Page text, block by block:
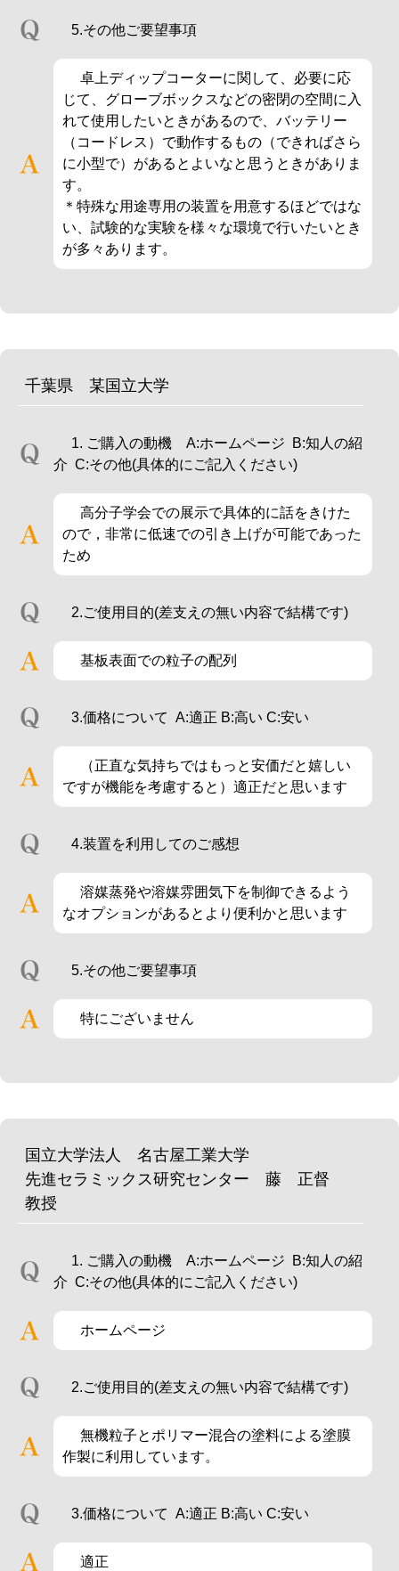
5.その他ご要望事項
卓上ディップコーターに関して、必要に応
じて、グローブボックスなどの密閉の空間に入
れて使用したいときがあるので、バッテリー
（コードレス）で動作するもの（できればさら
に小型で）があるとよいなと思うときがありま
す。
＊特殊な用途専用の装置を用意するほどではな
い、試験的な実験を様々な環境で行いたいとき
が多々あります。
千葉県 某国立大学
1. ご購入の動機 A:ホームページ B:知人の紹
介 C:その他(具体的にご記入ください)
高分子学会での展示で具体的に話をきけた
ので，非常に低速での引き上げが可能であった
ため
2.ご使用目的(差支えの無い内容で結構です)
基板表面での粒子の配列
3.価格について A:適正 B:高い C:安い
（正直な気持ちではもっと安価だと嬉しい
ですが機能を考慮すると）適正だと思います
4.装置を利用してのご感想
溶媒蒸発や溶媒雰囲気下を制御できるよう
なオプションがあるとより便利かと思います
5.その他ご要望事項
特にございません
国立大学法人 名古屋工業大学
先進セラミックス研究センター 藤 正督
教授
1. ご購入の動機 A:ホームページ B:知人の紹
介 C:その他(具体的にご記入ください)
ホームページ
2.ご使用目的(差支えの無い内容で結構です)
無機粒子とポリマー混合の塗料による塗膜
作製に利用しています。
3.価格について A:適正 B:高い C:安い
適正